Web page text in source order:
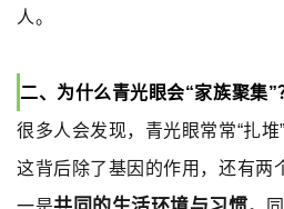
人。
二、为什么青光眼会“家族聚集
很多人会发现，青光眼常常“扎堆
这背后除了基因的作用，还有两